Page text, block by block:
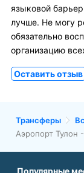
языковой
лучше. Не могу
обязательно
организацию
Оставить отзыв
Трансферы
Аэропорт Тулон
Популярные